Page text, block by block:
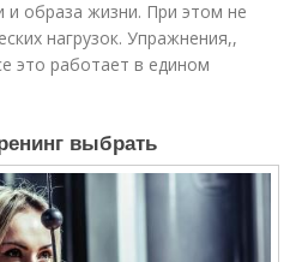
и образа жизни. При этом не
нагрузок. Упражнения,,
это работает в едином
выбрать